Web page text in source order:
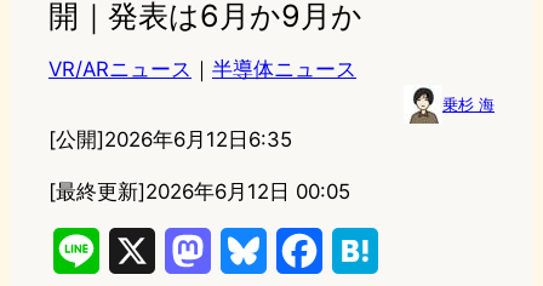
開｜発表は6月か9月か
VR/ARニュース ｜ 半導体ニュース
乗杉 海
[公開]2026年6月12日6:35
[最終更新]2026年6月12日 00:05